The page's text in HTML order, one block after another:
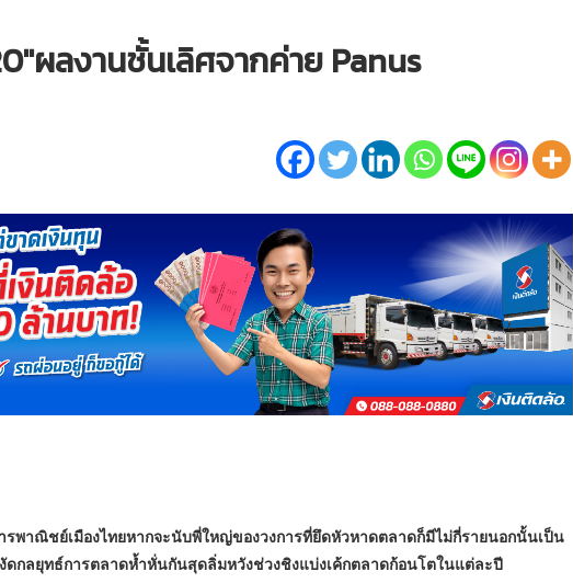
ผลงานชั้นเลิศจากค่าย Panus
รพาณิชย์เมืองไทยหากจะนับพี่ใหญ่ของวงการที่ยึดหัวหาดตลาดก็มีไม่กี่รายนอกนั้นเป็น
ดกลยุทธ์การตลาดห้ำหั่นกันสุดลิ่มหวังช่วงชิงแบ่งเค้กตลาดก้อนโตในแต่ละปี